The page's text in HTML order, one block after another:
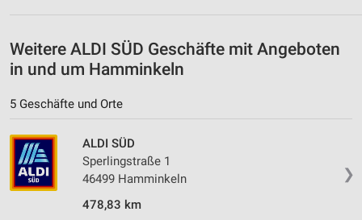
Weitere ALDI SÜD Geschäfte mit Angeboten
in und um Hamminkeln
5 Geschäfte und Orte
❯
ALDI SÜD
Sperlingstraße 1
46499 Hamminkeln
478,83 km